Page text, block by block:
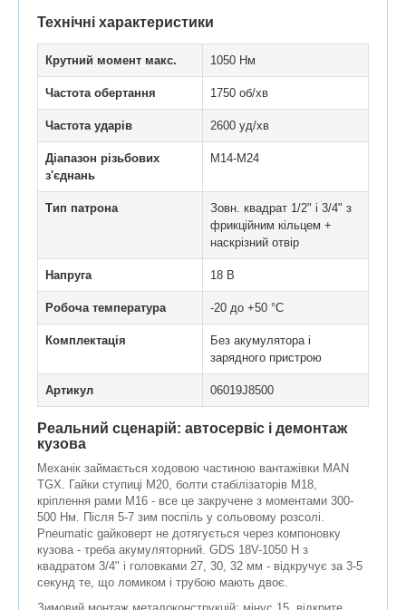
Технічні характеристики
Крутний момент макс. 1050 Нм
Частота обертання 1750 об/хв
Частота ударів 2600 уд/хв
Діапазон різьбових
з'єднань
M14-M24
Тип патрона
Зовн. квадрат 1/2" і 3/4" з
фрикційним кільцем +
наскрізний отвір
Напруга 18 В
Робоча температура -20 до +50 °C
Комплектація
Без акумулятора і
зарядного пристрою
Артикул 06019J8500
Реальний сценарій: автосервіс і демонтаж
кузова
Механік займається ходовою частиною вантажівки MAN
TGX. Гайки ступиці M20, болти стабілізаторів M18,
кріплення рами M16 - все це закручене з моментами 300-
500 Нм. Після 5-7 зим поспіль у сольовому розсолі.
Pneumatic gайковерт не дотягується через компоновку
кузова - треба акумуляторний. GDS 18V-1050 H з
квадратом 3/4" і головками 27, 30, 32 мм - відкручує за 3-5
секунд те, що ломиком і трубою мають двоє.